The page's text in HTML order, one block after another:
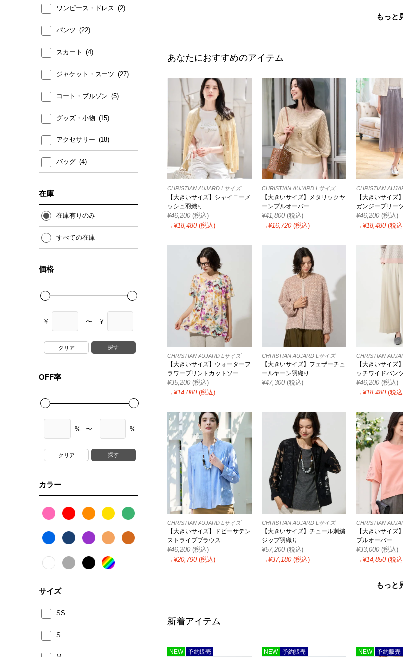
ワンピース・ドレス
パンツ
スカート
ジャケット・スーツ
コート・ブルゾン
グッズ・小物
アクセサリー
バッグ
在庫
在庫有りのみ
すべての在庫
価格
￥ 〜 ￥
探す
OFF率
% 〜 %
探す
カラー
サイズ
SS
S
もっと
あなたにおすすめのアイテム
CHRISTIAN AUJARD Lサイズ
【大きいサイズ】シャイニーメ
ッシュ羽織り
¥46,200 (税込)
→¥18,480 (税込)
CHRISTIAN AUJARD Lサイズ
【大きいサイズ】メタリックヤ
ーンプルオーバー
¥41,800 (税込)
→¥16,720 (税込)
CHRISTIAN
【大きいサイズ
ガンジープリー
¥46,200 (税込)
→¥18,480 (税
CHRISTIAN AUJARD Lサイズ
【大きいサイズ】ウォーターフ
ラワープリントカットソー
¥35,200 (税込)
→¥14,080 (税込)
CHRISTIAN AUJARD Lサイズ
【大きいサイズ】フェザーチュ
ールヤーン羽織り
¥47,300 (税込)
CHRISTIAN
【大きいサイズ
ッチワイドパンツ
¥46,200 (税込)
→¥18,480 (税
CHRISTIAN AUJARD Lサイズ
【大きいサイズ】ドビーサテン
ストライプブラウス
¥46,200 (税込)
→¥20,790 (税込)
CHRISTIAN AUJARD Lサイズ
【大きいサイズ】チュール刺繍
ジップ羽織り
¥57,200 (税込)
→¥37,180 (税込)
CHRISTIAN
【大きいサイズ
プルオーバー
¥33,000 (税込)
→¥14,850 (税
もっと
新着アイテム
NEW 予約販売 NEW 予約販売 NEW 予約販売